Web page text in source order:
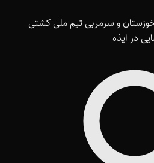
و سرمربی تیم ملی کشتی
در ایذه